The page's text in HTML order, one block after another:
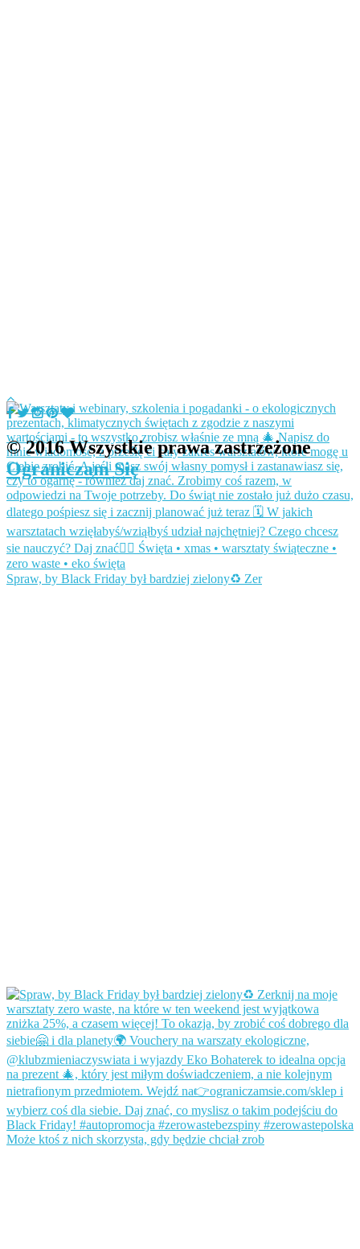
Spraw, by Black Friday był bardziej zielony♻️ Zer
Może ktoś z nich skorzysta, gdy będzie chciał zrob
© 2016 Wszystkie prawa zastrzeżone
Ograniczam Się